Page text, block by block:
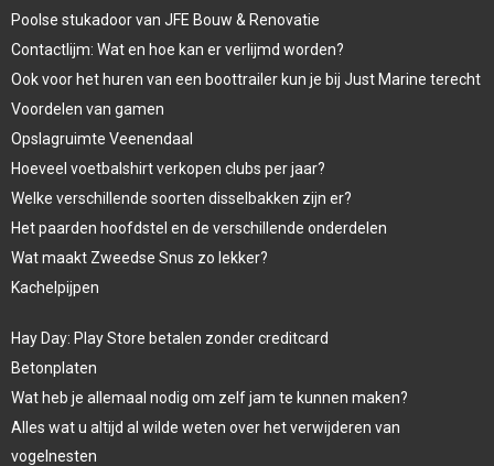
Poolse stukadoor van JFE Bouw & Renovatie
Contactlijm: Wat en hoe kan er verlijmd worden?
Ook voor het huren van een boottrailer kun je bij Just Marine terecht
Voordelen van gamen
Opslagruimte Veenendaal
Hoeveel voetbalshirt verkopen clubs per jaar?
Welke verschillende soorten disselbakken zijn er?
Het paarden hoofdstel en de verschillende onderdelen
Wat maakt Zweedse Snus zo lekker?
Kachelpijpen
Hay Day: Play Store betalen zonder creditcard
Betonplaten
Wat heb je allemaal nodig om zelf jam te kunnen maken?
Alles wat u altijd al wilde weten over het verwijderen van
vogelnesten